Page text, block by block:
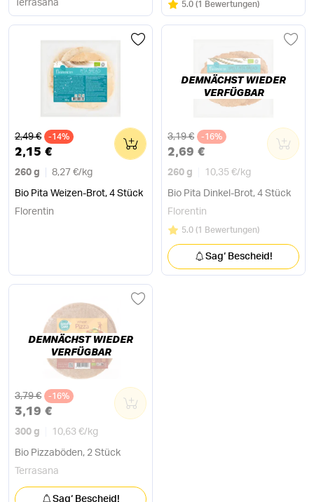
Terrasana Bewertung:
5.0/5
(1 Bewertungen)
Alter Preis
2,49 € -14%
2,15 €
260 g 8,27 €/ kg
Bio Pita Weizen-Brot, 4 Stück
0
Florentin
Alter Preis
3,19 € -16%
2,69 €
260 g 10,35 €/ kg
Bio Pita Dinkel-Brot, 4 Stück
0
Florentin
Bewertung:
5.0/5
(1 Bewertungen)
DEMNÄCHST WIEDER
VERFÜGBAR
Sag‘ Bescheid!
Alter Preis
3,79 € -16%
3,19 €
300 g 10,63 €/ kg
Bio Pizzaböden, 2 Stück
0
Terrasana
DEMNÄCHST WIEDER
VERFÜGBAR
Sag‘ Bescheid!